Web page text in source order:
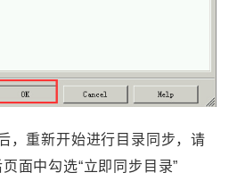
，重新开始进行目录同步，请
面中勾选“立即同步目录”